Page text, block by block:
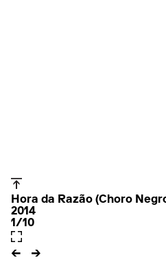
Hora da Razão (Choro
2014
1/10